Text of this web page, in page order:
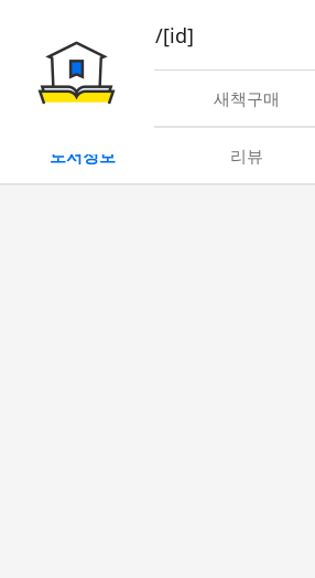
book/rent/[id]
대여 새책구매
도서정보 리뷰